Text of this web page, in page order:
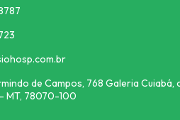
de Campos, 768 Galeria Cuiabá,
MT, 78070-100